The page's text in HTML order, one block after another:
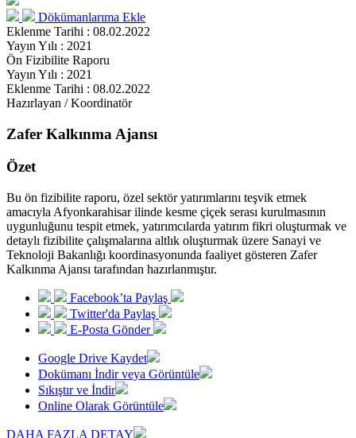
Dökümanlarıma Ekle
Eklenme Tarihi : 08.02.2022
Yayın Yılı : 2021
Ön Fizibilite Raporu
Yayın Yılı : 2021
Eklenme Tarihi : 08.02.2022
Hazırlayan / Koordinatör
Zafer Kalkınma Ajansı
Özet
Bu ön fizibilite raporu, özel sektör yatırımlarını teşvik etmek
amacıyla Afyonkarahisar ilinde kesme çiçek serası kurulmasının
uygunluğunu tespit etmek, yatırımcılarda yatırım fikri oluşturmak ve
detaylı fizibilite çalışmalarına altlık oluşturmak üzere Sanayi ve
Teknoloji Bakanlığı koordinasyonunda faaliyet gösteren Zafer
Kalkınma Ajansı tarafından hazırlanmıştır.
Facebook’ta Paylaş
Twitter'da Paylaş
E-Posta Gönder
Google Drive Kaydet
Dokümanı İndir veya Görüntüle
Sıkıştır ve İndir
Online Olarak Görüntüle
DAHA FAZLA DETAY